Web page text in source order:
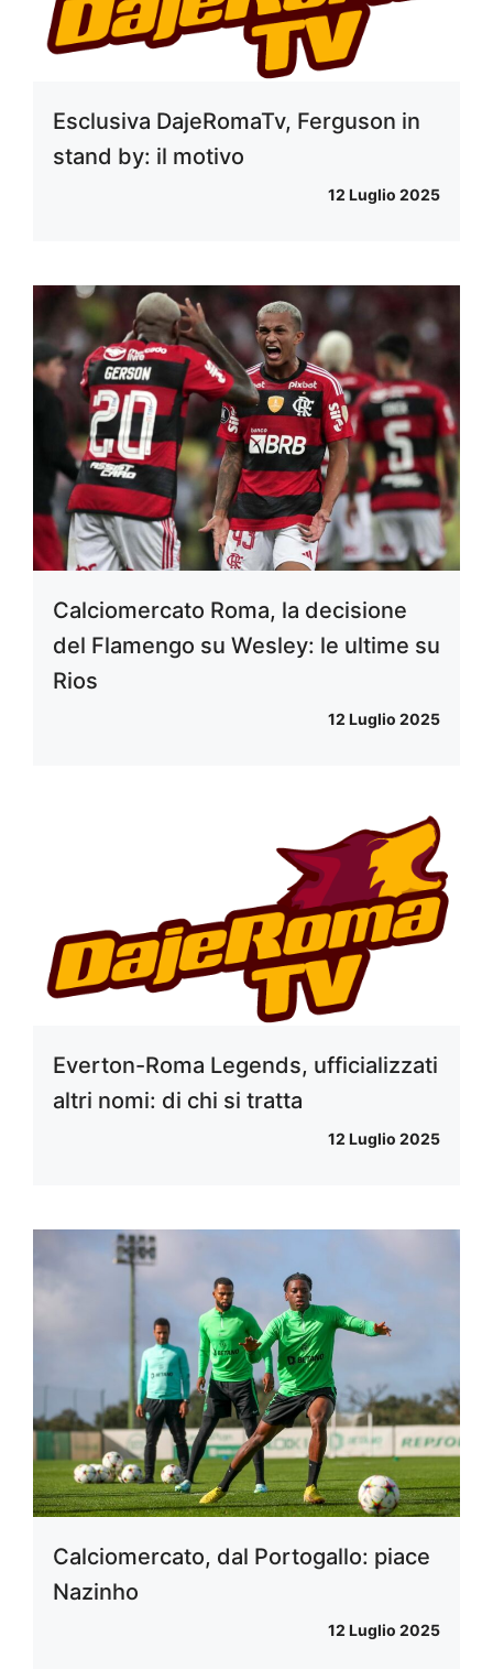
Esclusiva DajeRomaTv, Ferguson in
stand by: il motivo
12 Luglio 2025
Calciomercato Roma, la decisione
del Flamengo su Wesley: le ultime su
Rios
12 Luglio 2025
Everton-Roma Legends, ufficializzati
altri nomi: di chi si tratta
12 Luglio 2025
Calciomercato, dal Portogallo: piace
Nazinho
12 Luglio 2025